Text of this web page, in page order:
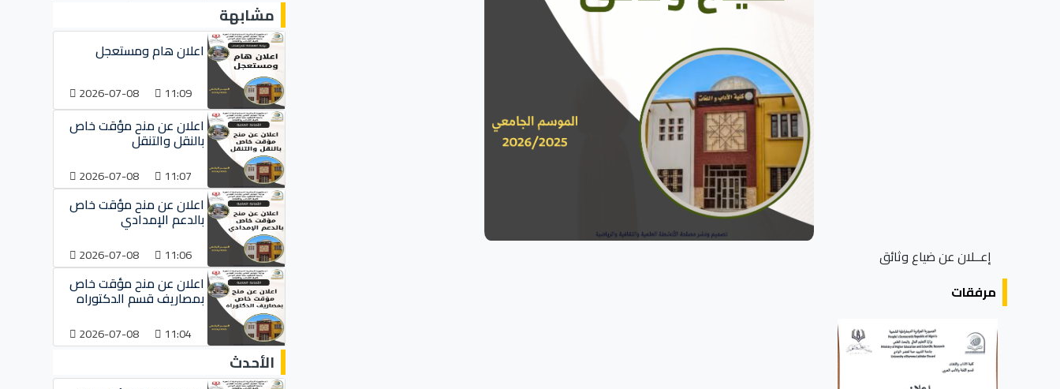
إعــلان عن ضياع وثائق
مرفقات
مشابهة
اعلان هام ومستعجل
11:09
2026-07-08
اعلان عن منح مؤقت خاص
بالنقل والتنقل
11:07
2026-07-08
اعلان عن منح مؤقت خاص
بالدعم الإمدادي
11:06
2026-07-08
اعلان عن منح مؤقت خاص
بمصاريف قسم الدكتوراه
11:04
2026-07-08
الأحدث